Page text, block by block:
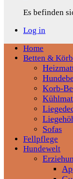
Es befinden
Log in
Home
Betten &
Korb-
Sofas
Fellpflege
Hundewelt